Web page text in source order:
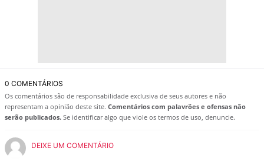
0 COMENTÁRIOS
Os comentários são de responsabilidade exclusiva de seus autores e não
representam a opinião deste site. Comentários com palavrões e ofensas não
serão publicados. Se identificar algo que viole os termos de uso, denuncie.
DEIXE UM COMENTÁRIO